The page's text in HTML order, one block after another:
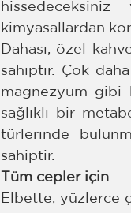
kimyasallardan
Dahası, özel
sahiptir. Çok
magnezyum gibi
sağlıklı bir
türlerinde
sahiptir.
Tüm cepler için
Elbette, yüzlerce